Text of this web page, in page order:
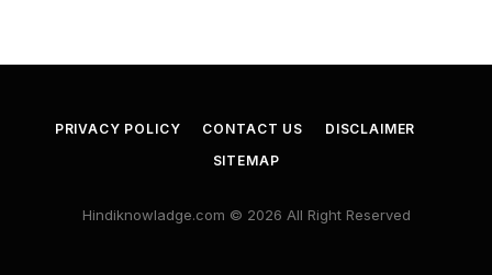
PRIVACY POLICY CONTACT US
DISCLAIMER
SITEMAP
Hindiknowladge.com © 2026 All Right Reserved